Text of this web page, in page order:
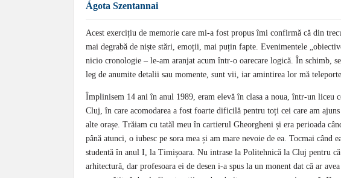
Ágota Szentannai
Acest exercițiu de memorie care mi-a fost propus îmi confirmă că din
mai degrabă de niște stări, emoții, mai puțin fapte. Evenimentele
nicio cronologie – le-am aranjat acum într-o oarecare logică. În schimb,
leg de anumite detalii sau momente, sunt vii, iar amintirea lor mă
Împlinisem 14 ani în anul 1989, eram elevă în clasa a noua, într-un liceu
Cluj, în care acomodarea a fost foarte dificilă pentru toți cei care am
alte orașe. Trăiam cu tatăl meu în cartierul Gheorgheni și era perioada
până atunci, o iubesc pe sora mea și am mare nevoie de ea. Tocmai când
studentă în anul I, la Timișoara. Nu intrase la Politehnică la Cluj pentru
arhitectură, dar profesoara ei de desen i-a spus la un monent dat că ar